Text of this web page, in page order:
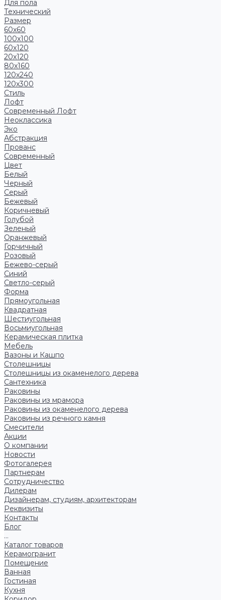
Для пола
Технический
Размер
60x60
100x100
60x120
20x120
80x160
120x240
120x300
Стиль
Лофт
Современный Лофт
Неоклассика
Эко
Абстракция
Прованс
Современный
Цвет
Белый
Черный
Серый
Бежевый
Коричневый
Голубой
Зеленый
Оранжевый
Горчичный
Розовый
Бежево-серый
Синий
Светло-серый
Форма
Прямоугольная
Квадратная
Шестиугольная
Восьмиугольная
Керамическая плитка
Мебель
Вазоны и Кашпо
Столешницы
Столешницы из окаменелого дерева
Сантехника
Раковины
Раковины из мрамора
Раковины из окаменелого дерева
Раковины из речного камня
Смесители
Акции
О компании
Новости
Фотогалерея
Партнерам
Сотрудничество
Дилерам
Дизайнерам, студиям, архитекторам
Реквизиты
Контакты
Блог
...
Каталог товаров
Керамогранит
Помещение
Ванная
Гостиная
Кухня